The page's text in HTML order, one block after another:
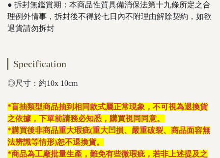
​​​​​● 拆封無鑑賞期：本商品性質具備消保法第十九條所定之合
理例外情事，拆封後不得於七日內不附理由解除契約，如欲
退貨請勿拆封
Specification
◎尺寸：約10x 10cm
*盲抽類型商品抽到相同款式屬正常現象，不可視為退換貨
之依據，下單前請務必知悉，購買視同同意。
*購買後非商品重大瑕疵(重大凹損、嚴重破裂、商品面容無
法辨識等情形)恕不退換貨。
*商品為工廠批量生產，難免有些微瑕疵，若非上述提及之